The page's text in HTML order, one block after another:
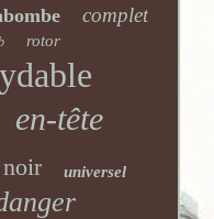
complet
rotor
en-tête
noir universel